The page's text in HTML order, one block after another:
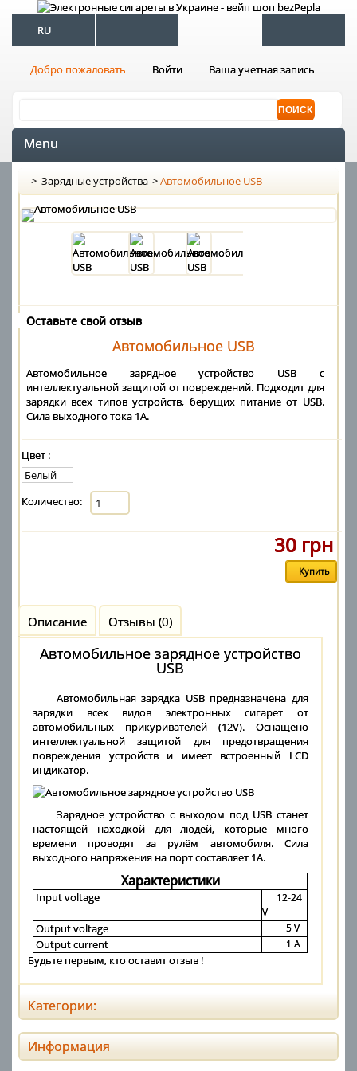
RU
Добро пожаловать Войти Ваша учетная запись
Menu
> Зарядные устройства >Автомобильное USB
Оставьте свой отзыв
Автомобильное USB
Автомобильное зарядное устройство USB с
интеллектуальной защитой от повреждений. Подходит для
зарядки всех типов устройств, берущих питание от USB.
Сила выходного тока 1А.
Цвет :
Количество:
30 грн
Описание Отзывы (0)
Автомобильное зарядное устройство
USB
Автомобильная зарядка USB предназначена для
зарядки всех видов электронных сигарет от
автомобильных прикуривателей (12V). Оснащено
интеллектуальной защитой для предотвращения
повреждения устройств и имеет встроенный LCD
индикатор.
Зарядное устройство с выходом под USB станет
настоящей находкой для людей, которые много
времени проводят за рулём автомобиля. Сила
выходного напряжения на порт составляет 1A.
Характеристики
Input voltage
12-24
V
Output voltage 5 V
Output current 1 A
Будьте первым, кто оставит отзыв !
Категории:
Информация